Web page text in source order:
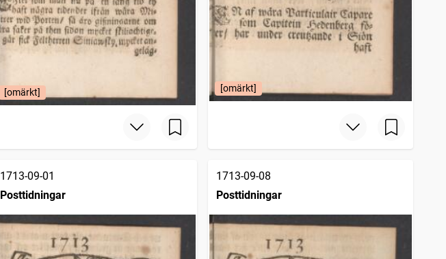
[omärkt] [omärkt]
1713-09-01
Posttidningar
1713-09-08
Posttidningar